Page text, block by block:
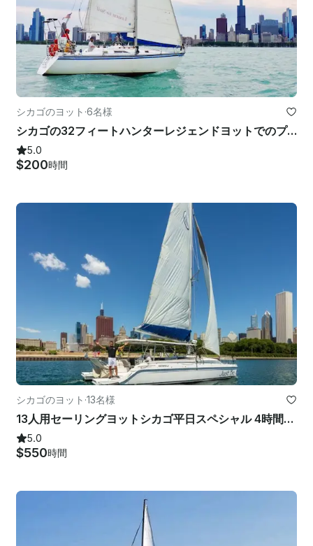
シカゴのヨット ·6名様
シカゴの32フィートハンターレジェンドヨットでのプライベートクルーズ
5.0
$200時間
シカゴのヨット ·13名様
13人用セーリングヨットシカゴ平日スペシャル 4時間無料！
5.0
$550時間